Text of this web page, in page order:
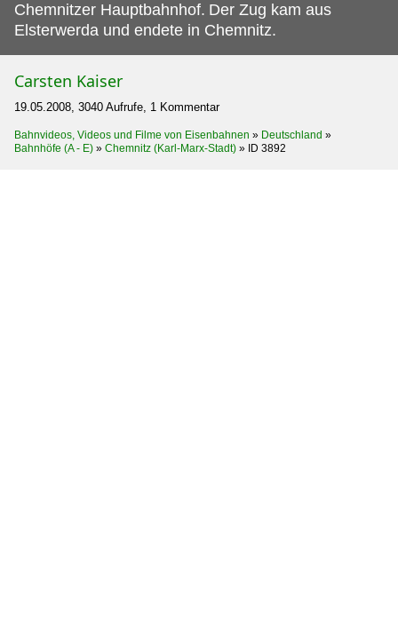
Chemnitzer Hauptbahnhof. Der Zug kam aus
Elsterwerda und endete in Chemnitz.
Carsten Kaiser
19.05.2008, 3040 Aufrufe, 1 Kommentar
Bahnvideos, Videos und Filme von Eisenbahnen » Deutschland »
Bahnhöfe (A - E) » Chemnitz (Karl-Marx-Stadt) » ID 3892